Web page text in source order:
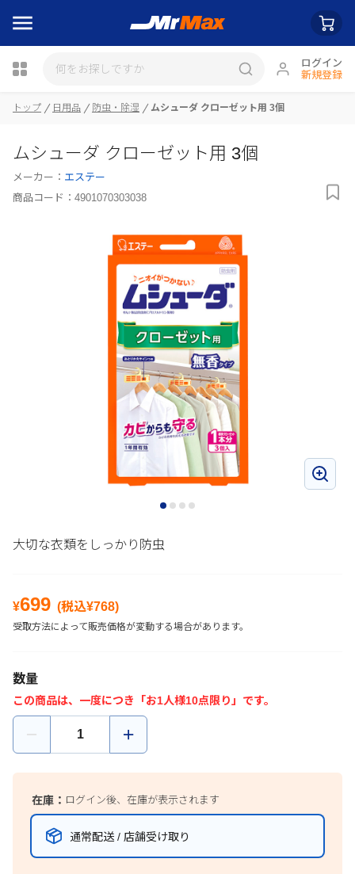
ログイン
新規登録
トップ 日用品 防虫・除湿 ムシューダ クローゼット用 3個
ムシューダ クローゼット用 3個
メーカー： エステー
商品コード： 4901070303038
大切な衣類をしっかり防虫
¥699 (税込¥768)
受取方法によって販売価格が変動する場合があります。
数量
この商品は、一度につき「お1人様10点限り」です。
在庫： ログイン後、在庫が表示されます
通常配送 / 店舗受け取り